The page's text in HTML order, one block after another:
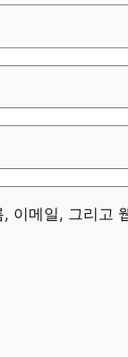
이메일, 그리고